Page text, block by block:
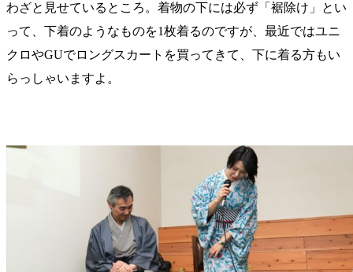
わざと見せているところ。着物の下には必ず「裾除け」とい
って、下着のようなものを1枚着るのですが、最近ではユニ
クロやGUでロングスカートを買ってきて、下に着る方もい
らっしゃいますよ。